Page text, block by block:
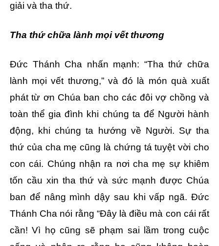
giải và tha thứ.
Tha thứ chữa lành mọi vết thương
Đức Thánh Cha nhấn mạnh: “Tha thứ chữa
lành mọi vết thương,” và đó là món quà xuất
phát từ ơn Chúa ban cho các đôi vợ chồng và
toàn thể gia đình khi chúng ta để Người hành
động, khi chúng ta hướng về Người. Sự tha
thứ của cha mẹ cũng là chứng tá tuyệt vời cho
con cái. Chúng nhận ra nơi cha mẹ sự khiêm
tốn cầu xin tha thứ và sức mạnh được Chúa
ban để nâng mình dậy sau khi vấp ngã. Đức
Thánh Cha nói rằng “Đây là điều mà con cái rất
cần! Vì họ cũng sẽ phạm sai lầm trong cuộc